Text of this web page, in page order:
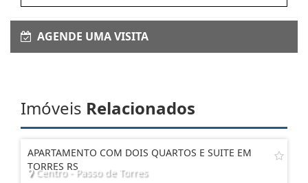
AGENDE UMA VISITA
Imóveis Relacionados
APARTAMENTO COM DOIS QUARTOS E SUITE EM
TORRES RS
Centro - Passo de Torres